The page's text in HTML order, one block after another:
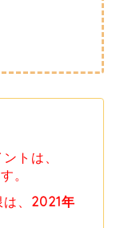
トは、
。
、 2021年